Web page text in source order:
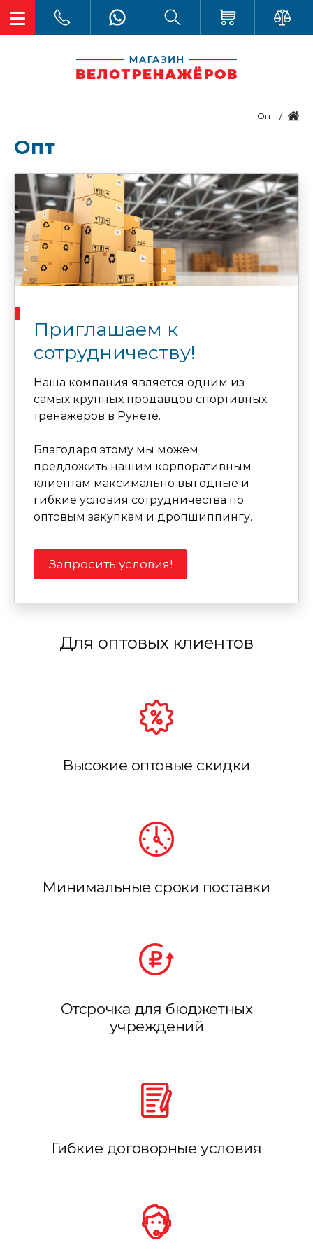
Опт
Опт
Приглашаем к
сотрудничеству!
Наша компания является одним из
самых крупных продавцов спортивных
тренажеров в Рунете.
Благодаря этому мы можем
предложить нашим корпоративным
клиентам максимально выгодные и
гибкие условия сотрудничества по
оптовым закупкам и дропшиппингу.
Запросить условия!
Для оптовых клиентов
Высокие оптовые скидки
Минимальные сроки поставки
Отсрочка для бюджетных
учреждений
Гибкие договорные условия